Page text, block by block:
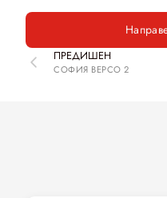
ПРЕДИШЕН
СОФИЯ ВЕРСО 2